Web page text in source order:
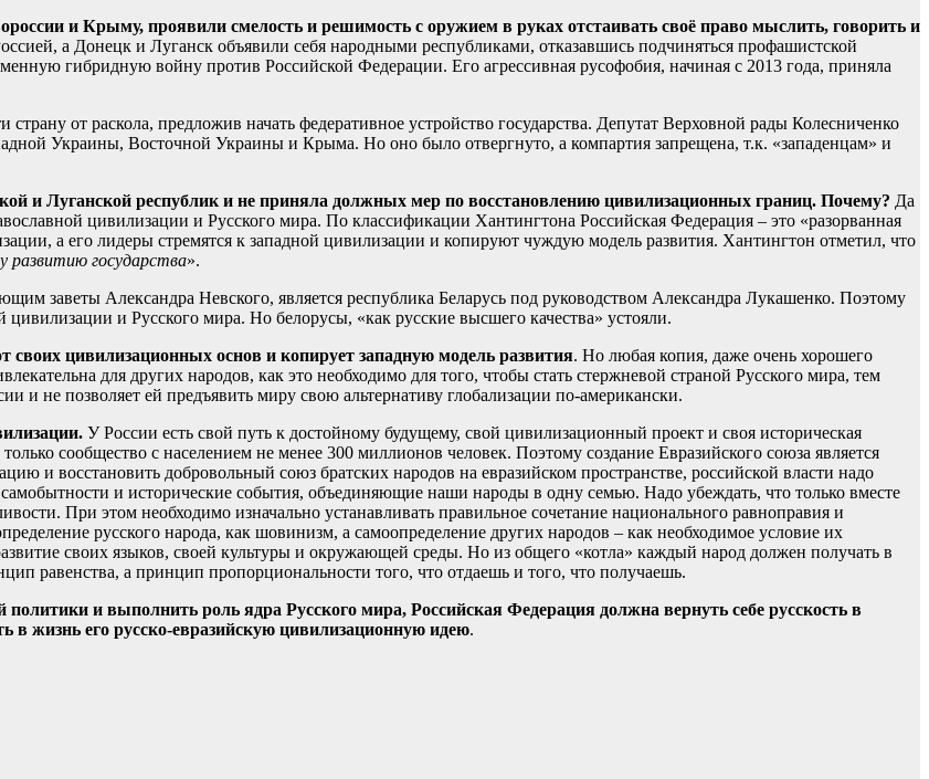
и Крыму, проявили смелость и решимость с оружием в руках отстаивать своё право мыслить, говорить и
а Донецк и Луганск объявили себя народными республиками, отказавшись подчиняться профашистской
гибридную войну против Российской Федерации. Его агрессивная русофобия, начиная с 2013 года, приняла
от раскола, предложив начать федеративное устройство государства. Депутат Верховной рады Колесниченко
Украины, Восточной Украины и Крыма. Но оно было отвергнуто, а компартия запрещена, т.к. «западенцам» и
и Луганской республик и не приняла должных мер по восстановлению цивилизационных границ. Почему? Да
цивилизации и Русского мира. По классификации Хантингтона Российская Федерация – это «разорванная
а его лидеры стремятся к западной цивилизации и копируют чуждую модель развития. Хантингтон отметил, что
развитию государства».
заветы Александра Невского, является республика Беларусь под руководством Александра Лукашенко. Поэтому
и Русского мира. Но белорусы, «как русские высшего качества» устояли.
цивилизационных основ и копирует западную модель развития. Но любая копия, даже очень хорошего
для других народов, как это необходимо для того, чтобы стать стержневой страной Русского мира, тем
и не позволяет ей предъявить миру свою альтернативу глобализации по-американски.
У России есть свой путь к достойному будущему, свой цивилизационный проект и своя историческая
сообщество с населением не менее 300 миллионов человек. Поэтому создание Евразийского союза является
и восстановить добровольный союз братских народов на евразийском пространстве, российской власти надо
и исторические события, объединяющие наши народы в одну семью. Надо убеждать, что только вместе
При этом необходимо изначально устанавливать правильное сочетание национального равноправия и
русского народа, как шовинизм, а самоопределение других народов – как необходимое условие их
своих языков, своей культуры и окружающей среды. Но из общего «котла» каждый народ должен получать в
равенства, а принцип пропорциональности того, что отдаешь и того, что получаешь.
и выполнить роль ядра Русского мира, Российская Федерация должна вернуть себе русскость в
в жизнь его русско-евразийскую цивилизационную идею.